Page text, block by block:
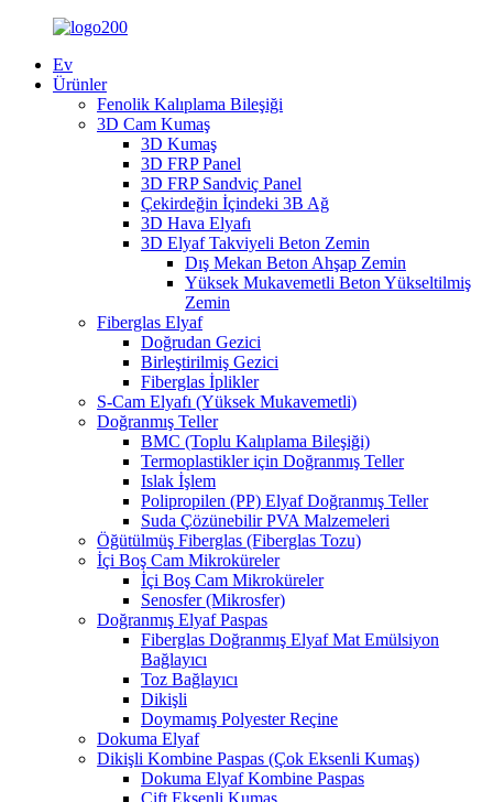
Ev
Ürünler
Fenolik Kalıplama Bileşiği
3D Cam Kumaş
3D Kumaş
3D FRP Panel
3D FRP Sandviç Panel
Çekirdeğin İçindeki 3B Ağ
3D Hava Elyafı
3D Elyaf Takviyeli Beton Zemin
Dış Mekan Beton Ahşap Zemin
Yüksek Mukavemetli Beton Yükseltilmiş
Zemin
Fiberglas Elyaf
Doğrudan Gezici
Birleştirilmiş Gezici
Fiberglas İplikler
S-Cam Elyafı (Yüksek Mukavemetli)
Doğranmış Teller
BMC (Toplu Kalıplama Bileşiği)
Termoplastikler için Doğranmış Teller
Islak İşlem
Polipropilen (PP) Elyaf Doğranmış Teller
Suda Çözünebilir PVA Malzemeleri
Öğütülmüş Fiberglas (Fiberglas Tozu)
İçi Boş Cam Mikroküreler
İçi Boş Cam Mikroküreler
Senosfer (Mikrosfer)
Doğranmış Elyaf Paspas
Fiberglas Doğranmış Elyaf Mat Emülsiyon
Bağlayıcı
Toz Bağlayıcı
Dikişli
Doymamış Polyester Reçine
Dokuma Elyaf
Dikişli Kombine Paspas (Çok Eksenli Kumaş)
Dokuma Elyaf Kombine Paspas
Çift Eksenli Kumaş